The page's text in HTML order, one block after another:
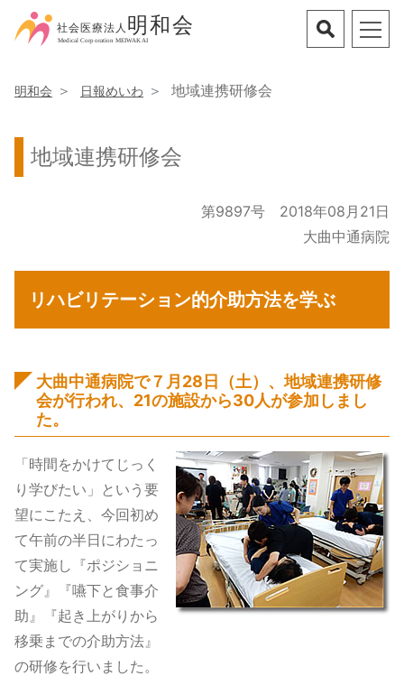
明和会 日報めいわ 地域連携研修会
地域連携研修会
第9897号 2018年08月21日
大曲中通病院
リハビリテーション的介助方法を学ぶ
大曲中通病院で７月28日（土）、地域連携研修
会が行われ、21の施設から30人が参加しまし
た。
「時間をかけてじっく
り学びたい」という要
望にこたえ、今回初め
て午前の半日にわたっ
て実施し『ポジショニ
ング』『嚥下と食事介
助』『起き上がりから
移乗までの介助方法』
の研修を行いました。